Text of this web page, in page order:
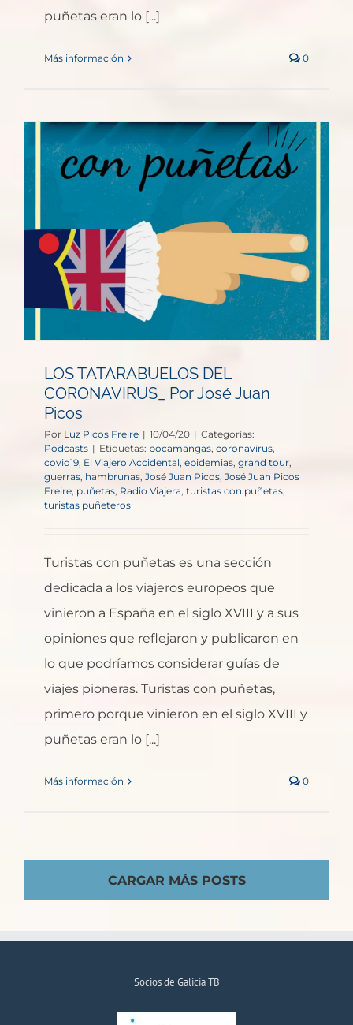
puñetas eran lo [...]
Más información 0
LOS TATARABUELOS DEL
CORONAVIRUS_ Por José Juan
Picos
Por Luz Picos Freire | 10/04/20 | Categorías:
Podcasts | Etiquetas: bocamangas, coronavirus,
covid19, El Viajero Accidental, epidemias, grand tour,
guerras, hambrunas, José Juan Picos, José Juan Picos
Freire, puñetas, Radio Viajera, turistas con puñetas,
turistas puñeteros
Turistas con puñetas es una sección
dedicada a los viajeros europeos que
vinieron a España en el siglo XVIII y a sus
opiniones que reflejaron y publicaron en
lo que podríamos considerar guías de
viajes pioneras. Turistas con puñetas,
primero porque vinieron en el siglo XVIII y
puñetas eran lo [...]
Más información 0
CARGAR MÁS POSTS
Socios de Galicia TB